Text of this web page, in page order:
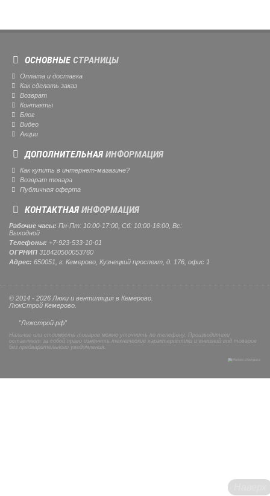
ОСНОВНЫЕСТРАНИЦЫ
Оплата и доставка
Как сделать заказ
Возврат
Контакты
Блог
Видео
Акции
ДОПОЛНИТЕЛЬНАЯИНФОРМАЦИЯ
Как купить в интернет-магазине?
Возврат товара
Публичная оферта
КОНТАКТНАЯИНФОРМАЦИЯ
Рабочие часы: Пн-Пт: 10:00-17:00, Сб: 10:00-16:00, Вс:
Выходной
Телефоны: +7-923-533-10-01
ОГРНИП 318420500053760
Адрес: 650051, г. Кемерово, Кузнецкий проспект, д. 176, офис 1
© 2014 - 2026 Люки и вентиляция в Кемерово.
ЛюкСтрой Кемерово.
"Люкстрой.рф"
Наличие или стоимость товаров можно уточнить по телефону. Производители
оставляют за собой право изменять технические характеристики и внешний вид товаров
без предварительного уведомления.